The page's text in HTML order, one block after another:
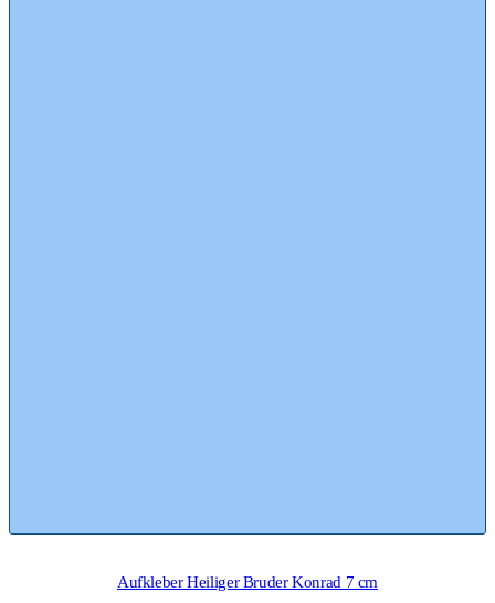
Aufkleber Heiliger Bruder Konrad 7 cm